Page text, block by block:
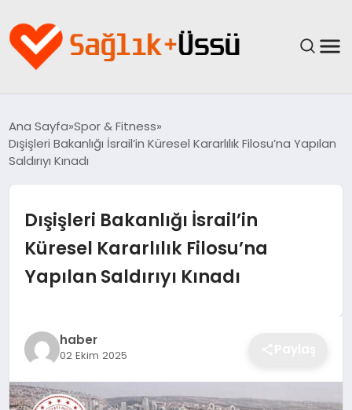
YAŞAM
GÜNCEL
SPOR & FITNESS
Ana Sayfa Spor & Fitness
Dışişleri Bakanlığı İsrail’in Küresel Kararlılık Filosu’na Yapılan
Saldırıyı Kınadı
Dışişleri Bakanlığı İsrail’in
Küresel Kararlılık Filosu’na
Yapılan Saldırıyı Kınadı
haber
02 Ekim 2025